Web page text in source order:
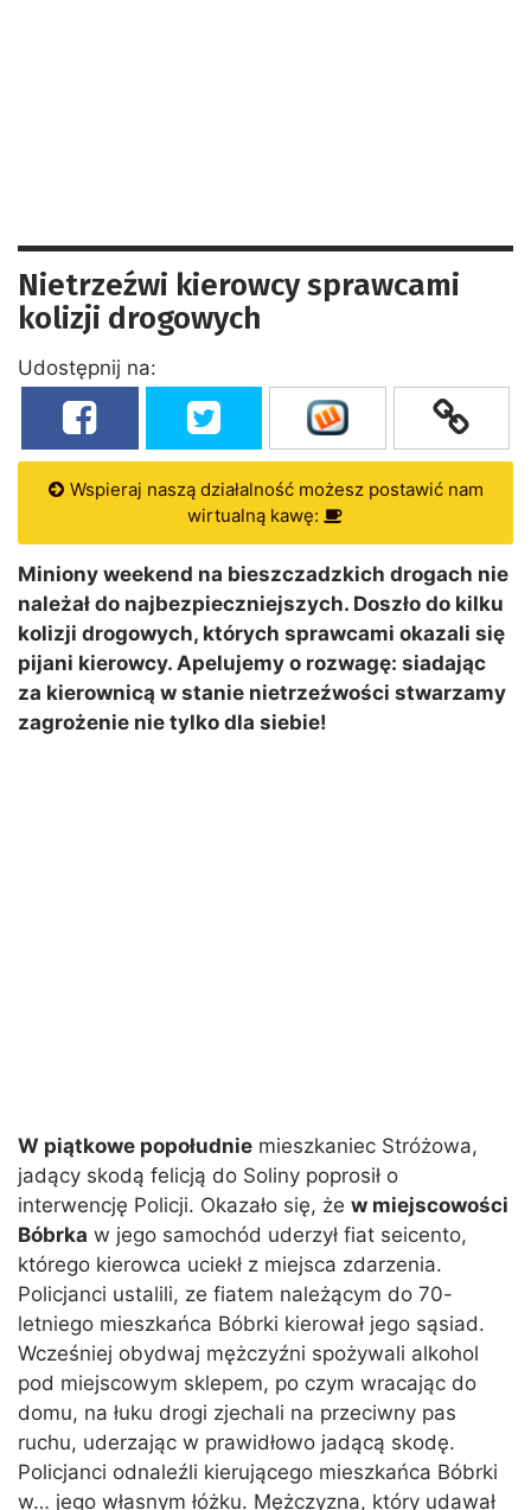
Nietrzeźwi kierowcy sprawcami
kolizji drogowych
Udostępnij na:
Wspieraj naszą działalność możesz postawić nam
wirtualną kawę:
Miniony weekend na bieszczadzkich drogach nie
należał do najbezpieczniejszych. Doszło do kilku
kolizji drogowych, których sprawcami okazali się
pijani kierowcy. Apelujemy o rozwagę: siadając
za kierownicą w stanie nietrzeźwości stwarzamy
zagrożenie nie tylko dla siebie!
W piątkowe popołudnie mieszkaniec Stróżowa,
jadący skodą felicją do Soliny poprosił o
interwencję Policji. Okazało się, że w miejscowości
Bóbrka w jego samochód uderzył fiat seicento,
którego kierowca uciekł z miejsca zdarzenia.
Policjanci ustalili, ze fiatem należącym do 70-
letniego mieszkańca Bóbrki kierował jego sąsiad.
Wcześniej obydwaj mężczyźni spożywali alkohol
pod miejscowym sklepem, po czym wracając do
domu, na łuku drogi zjechali na przeciwny pas
ruchu, uderzając w prawidłowo jadącą skodę.
Policjanci odnaleźli kierującego mieszkańca Bóbrki
w… jego własnym łóżku. Mężczyzna, który udawał